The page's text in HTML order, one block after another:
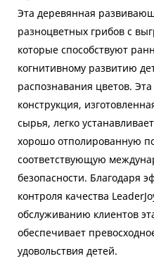
Эта деревянная
разноцветных грибов с
которые способствуют
когнитивному развитию
распознавания цветов.
конструкция,
сырья, легко
хорошо отполированную
соответствующую
безопасности. Благодаря
контроля качества
обслуживанию клиентов
обеспечивает
удовольствия детей.